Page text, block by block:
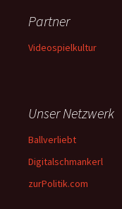
Partner
Videospielkultur
Unser Netzwerk
Ballverliebt
Digitalschmankerl
zurPolitik.com